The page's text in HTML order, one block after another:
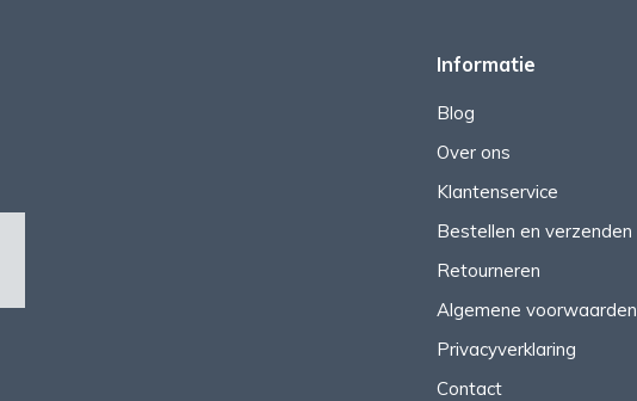
Informatie
Blog
Over ons
Klantenservice
Bestellen en verzenden
Retourneren
Algemene voorwaarden
Privacyverklaring
Contact